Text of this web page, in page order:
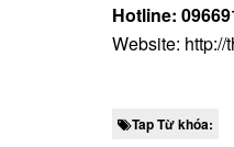
Hotline:
Website:
Tap Từ khóa: